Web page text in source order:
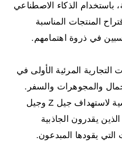
الذكاء الاصطناعي
المنتجات المناسبة
في ذروة اهتمامهم.
المرئية الأولى في
والمجوهرات والسفر.
إنها المنصة الأساسية لاستهداف جيل Z وجيل
يقدرون الجاذبية
يقودها المبدعون.